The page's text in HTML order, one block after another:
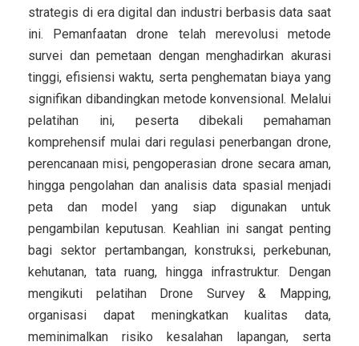
strategis di era digital dan industri berbasis data saat
ini. Pemanfaatan drone telah merevolusi metode
survei dan pemetaan dengan menghadirkan akurasi
tinggi, efisiensi waktu, serta penghematan biaya yang
signifikan dibandingkan metode konvensional. Melalui
pelatihan ini, peserta dibekali pemahaman
komprehensif mulai dari regulasi penerbangan drone,
perencanaan misi, pengoperasian drone secara aman,
hingga pengolahan dan analisis data spasial menjadi
peta dan model yang siap digunakan untuk
pengambilan keputusan. Keahlian ini sangat penting
bagi sektor pertambangan, konstruksi, perkebunan,
kehutanan, tata ruang, hingga infrastruktur. Dengan
mengikuti pelatihan Drone Survey & Mapping,
organisasi dapat meningkatkan kualitas data,
meminimalkan risiko kesalahan lapangan, serta